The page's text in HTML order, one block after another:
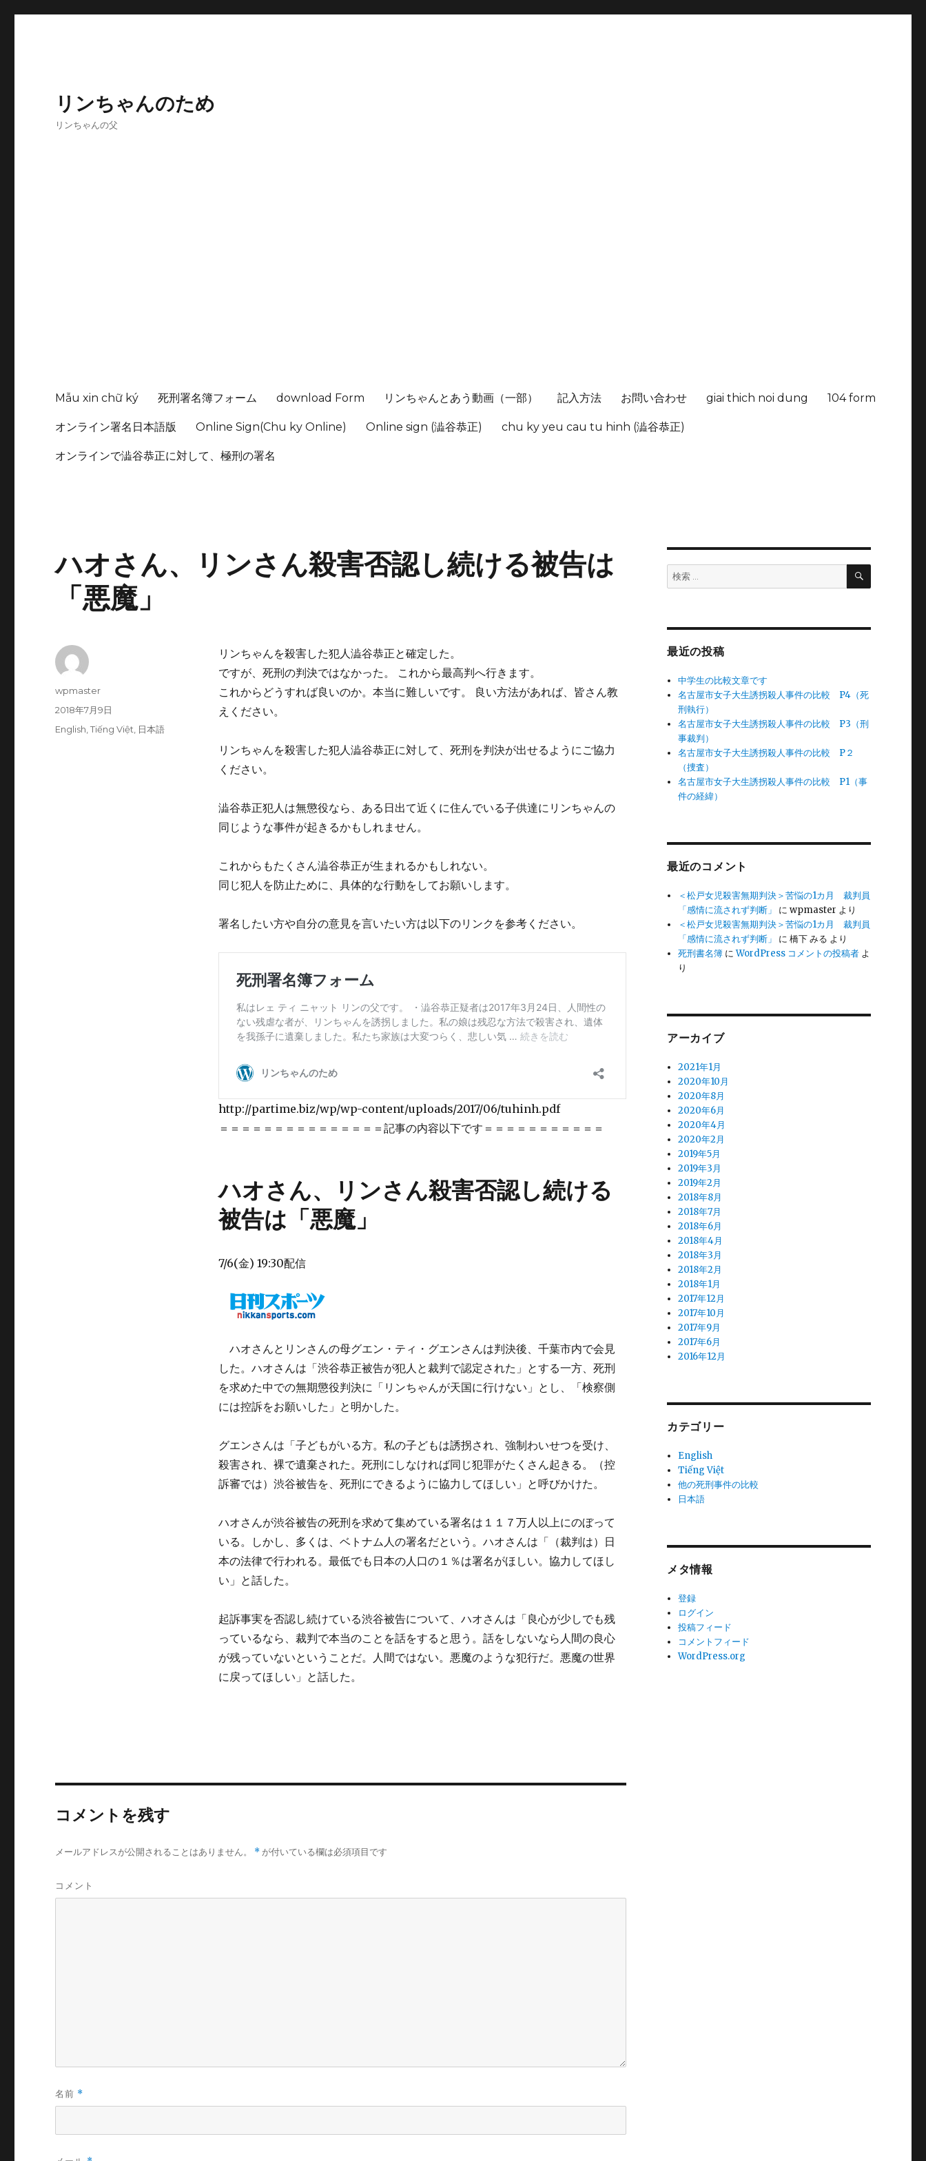
リンちゃんのため
リンちゃんの父
Mẫu xin chữ ký 死刑署名簿フォーム download Form リンちゃんとあう動画（一部） 記入方法 お問い合わせ giai thich noi dung 104 form
オンライン署名日本語版 Online Sign(Chu ky Online) Online sign (澁谷恭正) chu ky yeu cau tu hinh (澁谷恭正)
オンラインで澁谷恭正に対して、極刑の署名
ハオさん、リンさん殺害否認し続ける被告は
「悪魔」
リンちゃんを殺害した犯人澁谷恭正と確定した。
ですが、死刑の判決ではなかった。 これから最高判へ行きます。
これからどうすれば良いのか。本当に難しいです。 良い方法があれば、皆さん教
えください。
リンちゃんを殺害した犯人澁谷恭正に対して、死刑を判決が出せるようにご協力
ください。
澁谷恭正犯人は無懲役なら、ある日出て近くに住んでいる子供達にリンちゃんの
同じような事件が起きるかもしれません。
これからもたくさん澁谷恭正が生まれるかもしれない。
同じ犯人を防止ために、具体的な行動をしてお願いします。
署名したい方や自分の意見を言いたい方は以下のリンクを参考ください。
http://partime.biz/wp/wp-content/uploads/2017/06/tuhinh.pdf
＝＝＝＝＝＝＝＝＝＝＝＝＝＝＝記事の内容以下です＝＝＝＝＝＝＝＝＝＝＝
ハオさん、リンさん殺害否認し続ける
被告は「悪魔」
7/6(金) 19:30配信
ハオさんとリンさんの母グエン・ティ・グエンさんは判決後、千葉市内で会見
した。ハオさんは「渋谷恭正被告が犯人と裁判で認定された」とする一方、死刑
を求めた中での無期懲役判決に「リンちゃんが天国に行けない」とし、「検察側
には控訴をお願いした」と明かした。
グエンさんは「子どもがいる方。私の子どもは誘拐され、強制わいせつを受け、
殺害され、裸で遺棄された。死刑にしなければ同じ犯罪がたくさん起きる。（控
訴審では）渋谷被告を、死刑にできるように協力してほしい」と呼びかけた。
ハオさんが渋谷被告の死刑を求めて集めている署名は１１７万人以上にのぼって
いる。しかし、多くは、ベトナム人の署名だという。ハオさんは「（裁判は）日
本の法律で行われる。最低でも日本の人口の１％は署名がほしい。協力してほし
い」と話した。
起訴事実を否認し続けている渋谷被告について、ハオさんは「良心が少しでも残
っているなら、裁判で本当のことを話をすると思う。話をしないなら人間の良心
が残っていないということだ。人間ではない。悪魔のような犯行だ。悪魔の世界
に戻ってほしい」と話した。
投
稿
wpmaster
投
稿
2018年7月9日
カ
English ,Tiếng Việt 日本語
コメントを残す
メールアドレスが公開されることはありません。 * が付いている欄は必須項目です
コメント
名前 *
検
索:
検
最近の投稿
中学生の比較文章です
名古屋市女子大生誘拐殺人事件の比較 P4（死
刑執行）
名古屋市女子大生誘拐殺人事件の比較 P3（刑
事裁判）
名古屋市女子大生誘拐殺人事件の比較 P２
（捜査）
名古屋市女子大生誘拐殺人事件の比較 P1（事
件の経緯）
最近のコメント
＜松戸女児殺害無期判決＞苦悩の1カ月 裁判員
「感情に流されず判断」
にwpmaster より
＜松戸女児殺害無期判決＞苦悩の1カ月 裁判員
「感情に流されず判断」
に橋下 みる より
死刑書名簿 にWordPress コメントの投稿者 よ
り
アーカイブ
2021年1月
2020年10月
2020年8月
2020年6月
2020年4月
2020年2月
2019年5月
2019年3月
2019年2月
2018年8月
2018年7月
2018年6月
2018年4月
2018年3月
2018年2月
2018年1月
2017年12月
2017年10月
2017年9月
2017年6月
2016年12月
カテゴリー
English
Tiếng Việt
他の死刑事件の比較
日本語
メタ情報
登録
ログイン
投稿フィード
コメントフィード
WordPress.org